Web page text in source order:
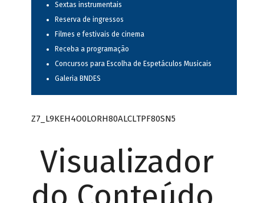
Sextas instrumentais
Reserva de ingressos
Filmes e festivais de cinema
Receba a programação
Concursos para Escolha de Espetáculos Musicais
Galeria BNDES
Z7_L9KEH4O0LORH80ALCLTPF80SN5
Visualizador